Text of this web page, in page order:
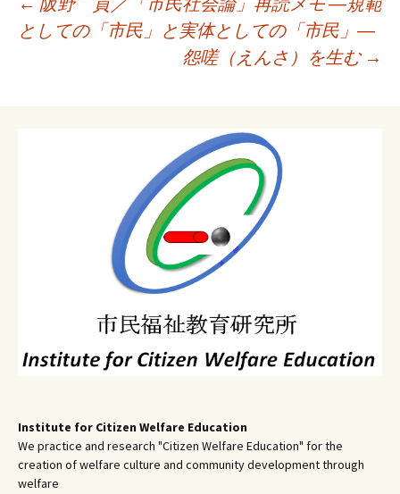
としての「市民」と実体としての「市民」―
怨嗟（えんさ）を生む →
Institute for Citizen Welfare Education
We practice and research "Citizen Welfare Education" for the
creation of welfare culture and community development through
welfare